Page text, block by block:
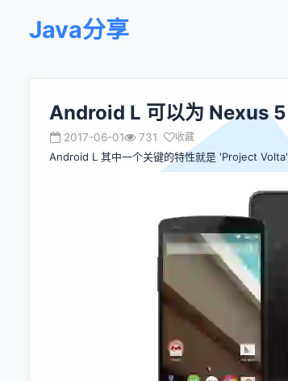
Java分享
Android L 可以为 Nexus
2017-06-01 731 收藏
Android L 其中一个关键的特性就是 'Project